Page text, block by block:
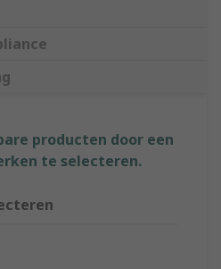
producten door een
te selecteren.